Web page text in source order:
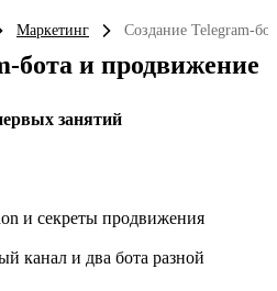
Маркетинг Создание Telegram-
бота и продвижение
занятий
и секреты продвижения
канал и два бота разной